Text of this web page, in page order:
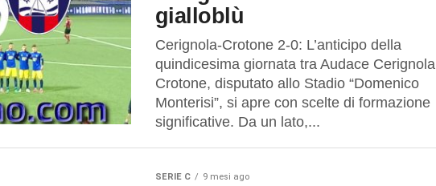
gialloblù
Cerignola-Crotone 2-0: L’anticipo della
quindicesima giornata tra Audace
Crotone, disputato allo Stadio “Domenico
Monterisi”, si apre con scelte di formazione
significative. Da un lato,...
SERIE C 9 mesi ago